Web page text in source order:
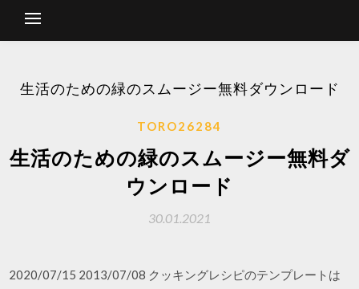
生活のための緑のスムージー無料ダウンロード
TORO26284
生活のための緑のスムージー無料ダ
ウンロード
30.01.2021
2020/07/15 2013/07/08 クッキングレシピのテンプレートは